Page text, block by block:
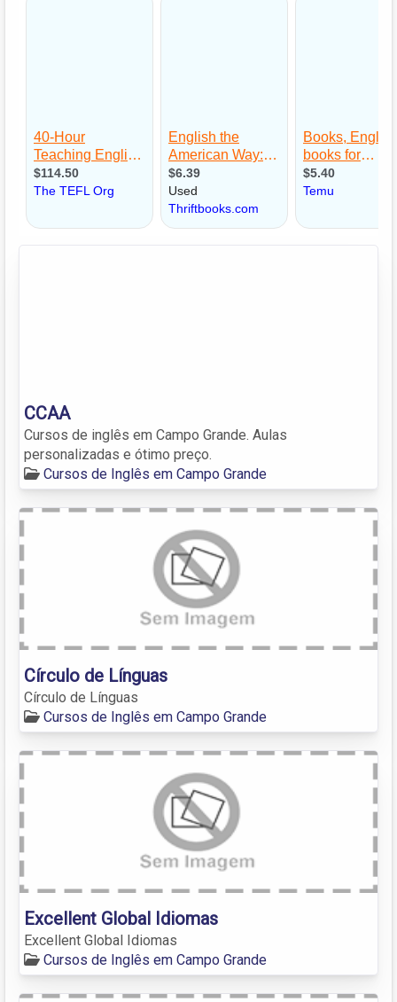
CCAA
Cursos de inglês em Campo Grande. Aulas
personalizadas e ótimo preço.
Cursos de Inglês em Campo Grande
Círculo de Línguas
Círculo de Línguas
Cursos de Inglês em Campo Grande
Excellent Global Idiomas
Excellent Global Idiomas
Cursos de Inglês em Campo Grande